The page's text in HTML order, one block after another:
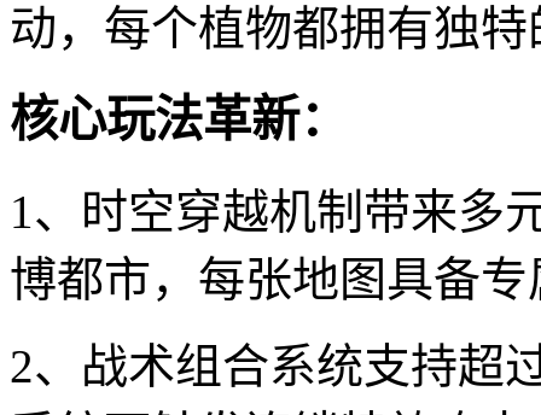
动，每个植物都拥有独
核心玩法革新：
1、时空穿越机制带来多
博都市，每张地图具备
2、战术组合系统支持超